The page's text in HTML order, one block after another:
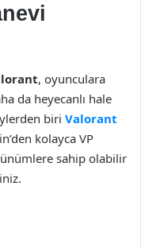
, oyunculara
da heyecanlı hale
biri Valorant
kolayca VP
sahip olabilir